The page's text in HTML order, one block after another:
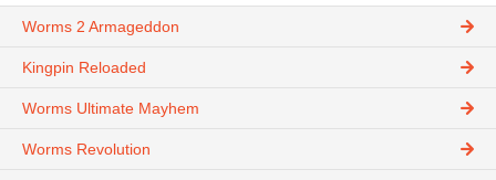
Worms 2 Armageddon
Kingpin Reloaded
Worms Ultimate Mayhem
Worms Revolution